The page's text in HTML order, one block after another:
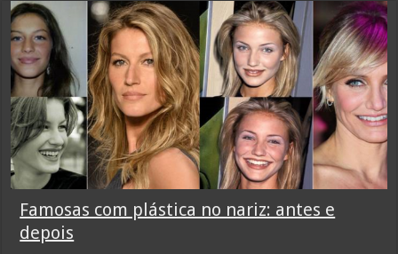
Famosas com plástica no nariz: antes e
depois